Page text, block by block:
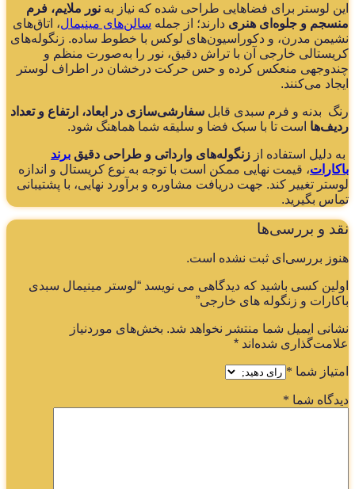
لوستر برای فضاهایی طراحی شده که نیاز به نور ملایم، فرم
و جلوه‌ای هنری دارند؛ از جملهسالن‌های مینیمال، اتاق‌های
مدرن، و دکوراسیون‌های لوکس با خطوط ساده. زنگوله‌های
خارجی آن با تراش دقیق، نور را به‌صورت منظم و
منعکس کرده و حس حرکت درخشان در اطراف لوستر
می‌کنند.
بدنه و فرم سبدی قابلسفارشی‌سازی در ابعاد، ارتفاع و تعداد
است تا با سبک فضا و سلیقه شما هماهنگ شود.
دلیل استفاده از زنگوله‌های وارداتی و طراحی دقیقبرند
، قیمت نهایی ممکن است با توجه به نوع کریستال و اندازه
تغییر کند. جهت دریافت مشاوره و برآورد نهایی، با پشتیبانی
بگیرید.
و بررسی‌ها
بررسی‌ای ثبت نشده است.
کسی باشید که دیدگاهی می نویسد “لوستر مینیمال سبدی
و زنگوله های خارجی”
ایمیل شما منتشر نخواهد شد. بخش‌های موردنیاز
شده‌اند *
شما*
شما*